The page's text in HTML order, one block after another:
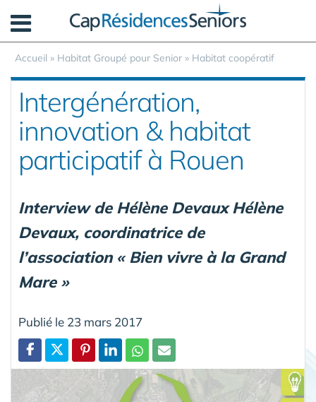
Accueil » Habitat Groupé pour Senior » Habitat coopératif
Intergénération,
innovation & habitat
participatif à Rouen
Interview de Hélène Devaux Hélène
Devaux, coordinatrice de
l’association « Bien vivre à la Grand
Mare »
Publié le 23 mars 2017
Partager
Panneau de gestion des cookies